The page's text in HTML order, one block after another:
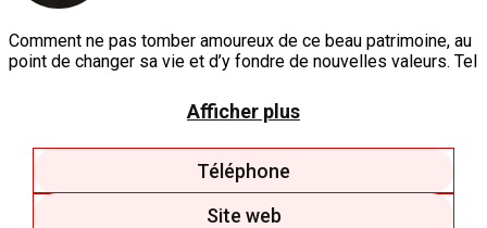
Comment ne pas tomber amoureux de ce beau patrimoine, au
point de changer sa vie et d’y fondre de nouvelles valeurs. Tel
Afficher plus
Téléphone
Site web